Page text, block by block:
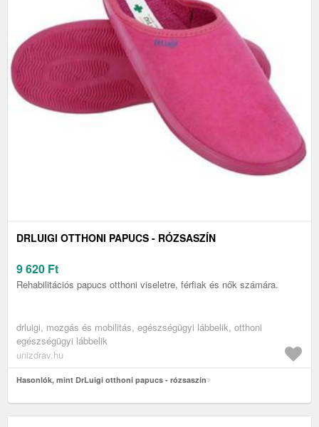
DRLUIGI OTTHONI PAPUCS - RÓZSASZÍN
9 620 Ft
Rehabilitációs papucs otthoni viseletre, férfiak és nők számára.
drluigi, mozgás és mobilitás, egészségügyi lábbelik, otthoni
egészségügyi lábbelik
unizdrav.hu
Hasonlók, mint DrLuigi otthoni papucs - rózsaszín